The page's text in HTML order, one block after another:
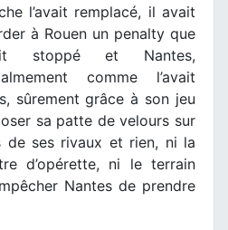
l’avait remplacé, il avait
à Rouen un penalty que
stoppé et Nantes,
comme l’avait
sûrement grâce à son jeu
sa patte de velours sur
ses rivaux et rien, ni la
d’opérette, ni le terrain
Nantes de prendre